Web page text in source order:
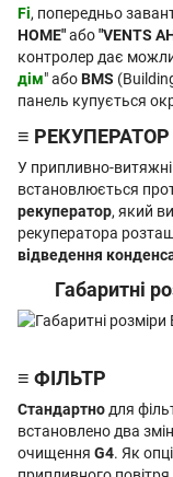
Fi, попередньо
HOME"або"VENTS
контролер дає
дім" абоBMS
панель купується
≡ РЕКУПЕРАТОР
У припливно-
встановлюється
рекуператор, який
рекуператора
відведення
Габаритні
≡ ФІЛЬТР
Стандартно для
встановлено два
очищення G4. Як